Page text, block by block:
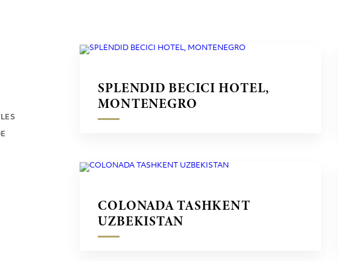
SPLENDID BECICI HOTEL,
MONTENEGRO
COLONADA TASHKENT
UZBEKISTAN